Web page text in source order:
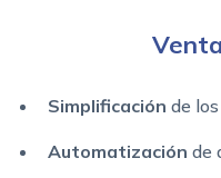
Simplificación de
Automatización de